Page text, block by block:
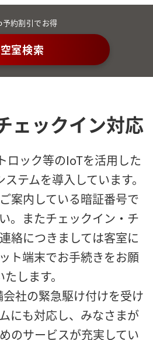
予約割引でお得
空室検索
ェックイン対応
ロック等のIoTを活用した
テムを導入しています。
案内している暗証番号で
。またチェックイン・チ
絡につきましては客室に
ト端末でお手続きをお願
たします。
社の緊急駆け付けを受け
にも対応し、みなさまが
のサービスが充実してい